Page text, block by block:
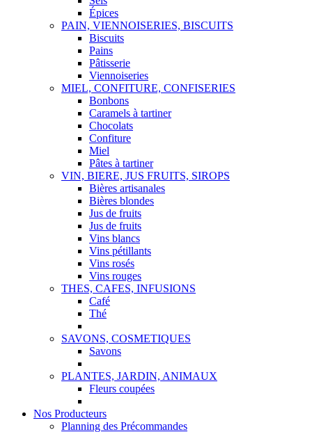
Épices
PAIN, VIENNOISERIES, BISCUITS
Biscuits
Pains
Pâtisserie
Viennoiseries
MIEL, CONFITURE, CONFISERIES
Bonbons
Caramels à tartiner
Chocolats
Confiture
Miel
Pâtes à tartiner
VIN, BIERE, JUS FRUITS, SIROPS
Bières artisanales
Bières blondes
Jus de fruits
Jus de fruits
Vins blancs
Vins pétillants
Vins rosés
Vins rouges
THES, CAFES, INFUSIONS
Café
Thé
SAVONS, COSMETIQUES
Savons
PLANTES, JARDIN, ANIMAUX
Fleurs coupées
Nos Producteurs
Planning des Précommandes